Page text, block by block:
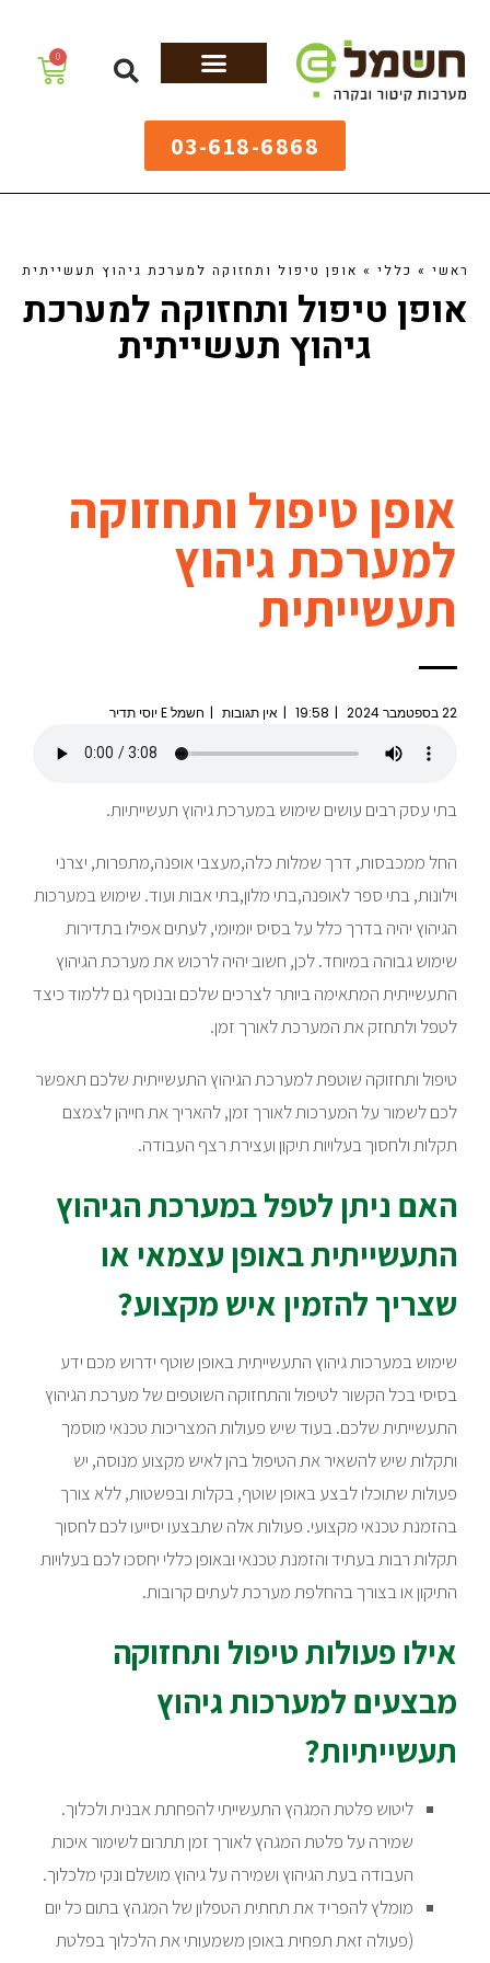
0
03-618-6868
ראשי » כללי » אופן טיפול ותחזוקה למערכת גיהוץ תעשייתית
אופן טיפול ותחזוקה למערכת
גיהוץ תעשייתית
אופן טיפול ותחזוקה
למערכת גיהוץ
תעשייתית
22 בספטמבר 2024 19:58 אין תגובות חשמל E יוסי תדיר
בתי עסק רבים עושים שימוש במערכת גיהוץ תעשייתיות.
החל ממכבסות, דרך שמלות כלה,מעצבי אופנה,מתפרות, יצרני
וילונות, בתי ספר לאופנה,בתי מלון,בתי אבות ועוד. שימוש במערכות
הגיהוץ יהיה בדרך כלל על בסיס יומיומי, לעתים אפילו בתדירות
שימוש גבוהה במיוחד. לכן, חשוב יהיה לרכוש את מערכת הגיהוץ
התעשייתית המתאימה ביותר לצרכים שלכם ובנוסף גם ללמוד כיצד
לטפל ולתחזק את המערכת לאורך זמן.
טיפול ותחזוקה שוטפת למערכת הגיהוץ התעשייתית שלכם תאפשר
לכם לשמור על המערכות לאורך זמן, להאריך את חייהן לצמצם
תקלות ולחסוך בעלויות תיקון ועצירת רצף העבודה.
האם ניתן לטפל במערכת הגיהוץ
התעשייתית באופן עצמאי או
שצריך להזמין איש מקצוע?
שימוש במערכות גיהוץ התעשייתית באופן שוטף ידרוש מכם ידע
בסיסי בכל הקשור לטיפול והתחזוקה השוטפים של מערכת הגיהוץ
התעשייתית שלכם. בעוד שיש פעולות המצריכות טכנאי מוסמך
ותקלות שיש להשאיר את הטיפול בהן לאיש מקצוע מנוסה, יש
פעולות שתוכלו לבצע באופן שוטף, בקלות ובפשטות, ללא צורך
בהזמנת טכנאי מקצועי. פעולות אלה שתבצעו יסייעו לכם לחסוך
תקלות רבות בעתיד והזמנת טכנאי ובאופן כללי יחסכו לכם בעלויות
התיקון או בצורך בהחלפת מערכת לעתים קרובות.
אילו פעולות טיפול ותחזוקה
מבצעים למערכות גיהוץ
תעשייתיות?
ליטוש פלטת המגהץ התעשייתי להפחתת אבנית ולכלוך.
שמירה על פלטת המגהץ לאורך זמן תתרום לשימור איכות
העבודה בעת הגיהוץ ושמירה על גיהוץ מושלם ונקי מלכלוך.
מומלץ להפריד את תחתית הטפלון של המגהץ בתום כל יום
(פעולה זאת תפחית באופן משמעותי את הלכלוך בפלטת